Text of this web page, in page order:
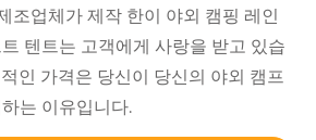
업체가 제작 한이 야외 캠핑 레인
텐트는 고객에게 사랑을 받고 있습
인 가격은 당신이 당신의 야외 캠프
는 이유입니다.